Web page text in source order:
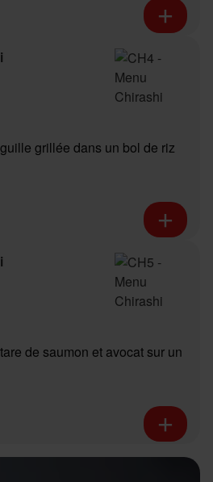
grillée dans un bol de riz
de saumon et avocat sur un